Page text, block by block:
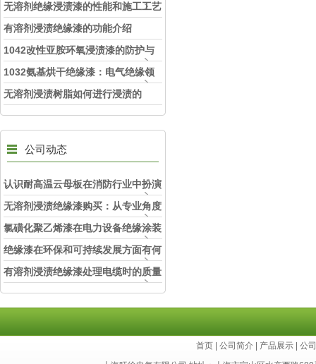
无溶剂绝缘浸渍漆的性能和施工工艺
有溶剂浸渍绝缘漆的功能介绍
1042改性亚胺环氧浸渍漆的防护与
持久耐用
1032氨基烘干绝缘漆：电气绝缘领
域的“防护铠甲“
无溶剂浸渍树脂如何进行浸渍的
公司动态
认识耐高温云母板在消防行业中扮演
的角色
无溶剂浸渍绝缘漆购买：从专业角度
看如何选择
氯磺化聚乙烯漆在电力设备绝缘涂装
中的实际应用效果
绝缘漆在环保和可持续发展方面有何
考虑？
有溶剂浸渍绝缘漆处理电缆时的质量
和安全性考虑因素
首页 |公司简介 产品展示 |公